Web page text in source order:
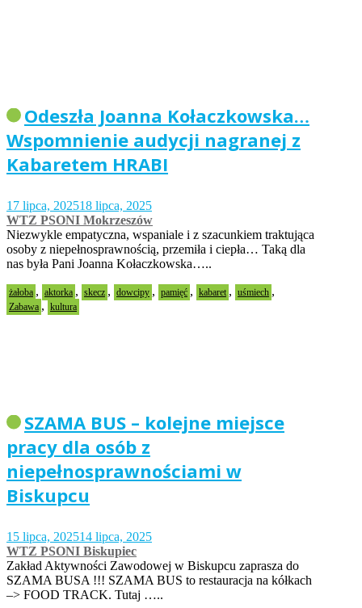
Odeszła Joanna Kołaczkowska…
Wspomnienie audycji nagranej z
Kabaretem HRABI
17 lipca, 202518 lipca, 2025
WTZ PSONI Mokrzeszów
Niezwykle empatyczna, wspaniale i z szacunkiem traktująca
osoby z niepełnosprawnością, przemiła i ciepła… Taką dla
nas była Pani Joanna Kołaczkowska…..
żałoba , aktorka , skecz , dowcipy , pamięć , kabaret , uśmiech ,
Zabawa , kultura
SZAMA BUS – kolejne miejsce
pracy dla osób z
niepełnosprawnościami w
Biskupcu
15 lipca, 202514 lipca, 2025
WTZ PSONI Biskupiec
Zakład Aktywności Zawodowej w Biskupcu zaprasza do
SZAMA BUSA !!! SZAMA BUS to restauracja na kółkach
–> FOOD TRACK. Tutaj …..